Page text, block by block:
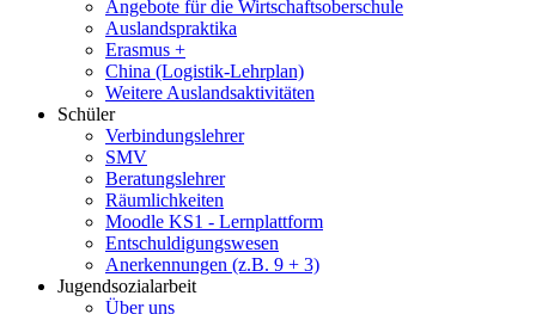
Angebote für die Wirtschaftsoberschule
Auslandspraktika
Erasmus +
China (Logistik-Lehrplan)
Weitere Auslandsaktivitäten
Schüler
Verbindungslehrer
SMV
Beratungslehrer
Räumlichkeiten
Moodle KS1 - Lernplattform
Entschuldigungswesen
Anerkennungen (z.B. 9 + 3)
Jugendsozialarbeit
Über uns